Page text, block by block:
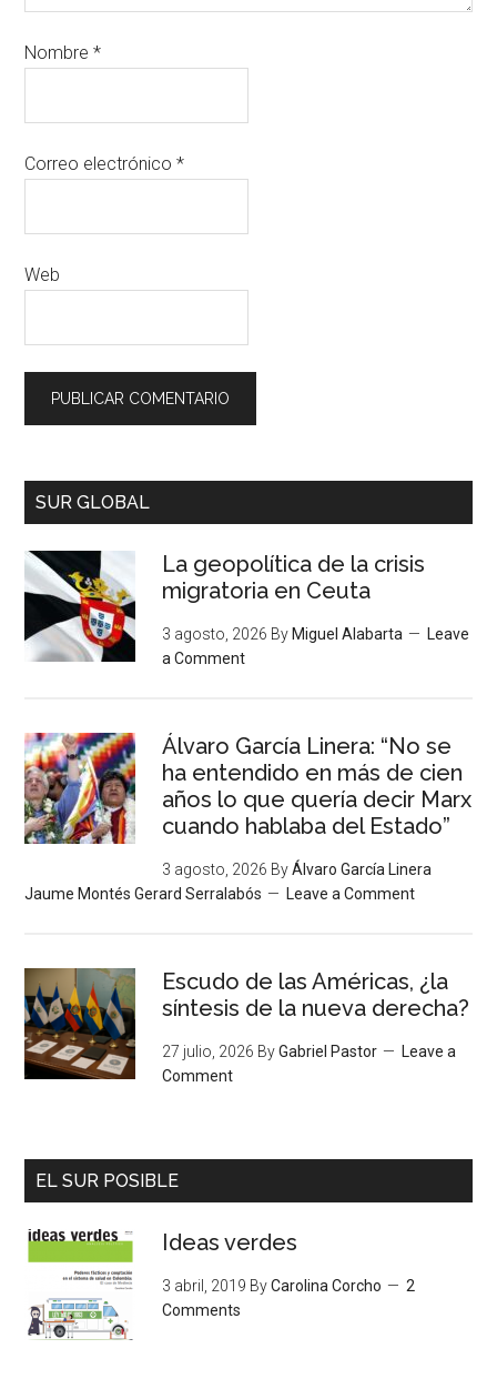
Nombre*
Correo electrónico*
Web
SUR GLOBAL
La geopolítica de la crisis
migratoria en Ceuta
3 agosto, 2026 ByMiguel Alabarta
Leave
a Comment
Álvaro García Linera: “No se
ha entendido en más de cien
años lo que quería decir Marx
cuando hablaba del Estado”
3 agosto, 2026 ByÁlvaro García Linera
Jaume Montés Gerard Serralabós
Leave a Comment
Escudo de las Américas, ¿la
síntesis de la nueva derecha?
27 julio, 2026 ByGabriel Pastor
Leave a
Comment
EL SUR POSIBLE
Ideas verdes
3 abril, 2019 ByCarolina Corcho
2
Comments